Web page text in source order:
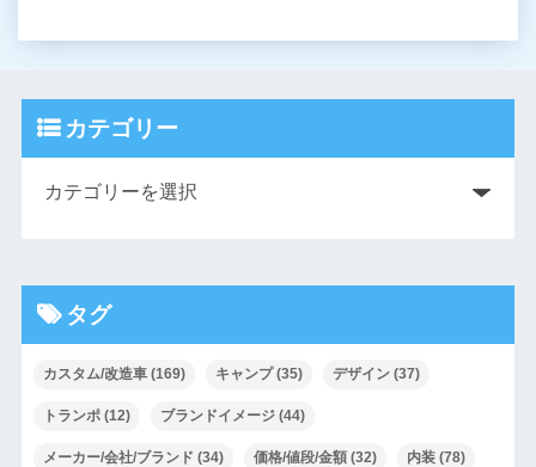
カテゴリー
タグ
カスタム/改造車(169) キャンプ(35) デザイン(37)
トランポ(12) ブランドイメージ(44)
メーカー/会社/ブランド (34) 価格/値段/金額(32) 内装(78)